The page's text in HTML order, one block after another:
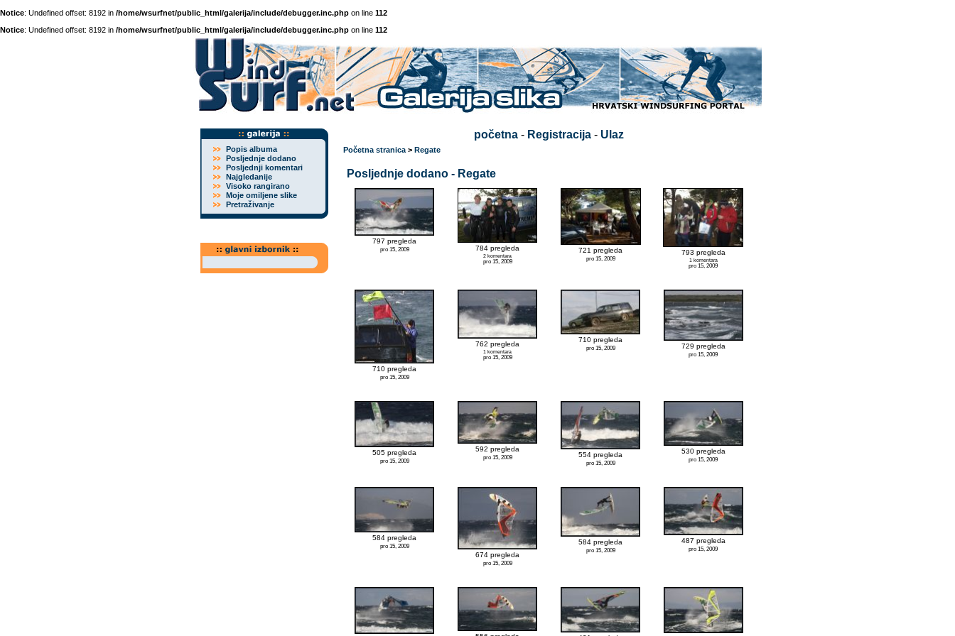
Notice: Undefined offset: 8192 in /home/wsurfnet/public_html/galerija/include/debugger.inc.php on line 112
Notice: Undefined offset: 8192 in /home/wsurfnet/public_html/galerija/include/debugger.inc.php on line 112
Popis albuma
Posljednje dodano
Posljednji komentari
Najgledanije
Visoko rangirano
Moje omiljene slike
Pretraživanje
početna- Registracija- Ulaz
Početna stranica > Regate
Posljednje dodano - Regate
797 pregleda
pro 15, 2009 784 pregleda
2 komentara
pro 15, 2009
721 pregleda
pro 15, 2009
793 pregleda
1 komentara
pro 15, 2009
710 pregleda
pro 15, 2009
762 pregleda
1 komentara
pro 15, 2009
710 pregleda
pro 15, 2009 729 pregleda
pro 15, 2009
505 pregleda
pro 15, 2009
592 pregleda
pro 15, 2009 554 pregleda
pro 15, 2009
530 pregleda
pro 15, 2009
584 pregleda
pro 15, 2009
674 pregleda
pro 15, 2009
584 pregleda
pro 15, 2009
487 pregleda
pro 15, 2009